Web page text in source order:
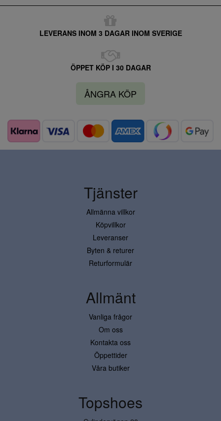
LEVERANS INOM 3 DAGAR INOM SVERIGE
ÖPPET KÖP I 30 DAGAR
ÅNGRA KÖP
Tjänster
Allmänna villkor
Köpvillkor
Leveranser
Byten & returer
Returformulär
Allmänt
Vanliga frågor
Om oss
Kontakta oss
Öppettider
Våra butiker
Topshoes